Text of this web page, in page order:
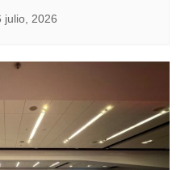
julio, 2026